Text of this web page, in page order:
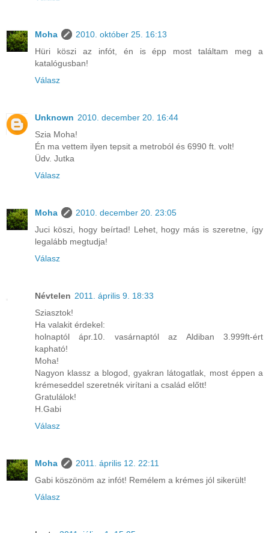
Moha
2010. október 25. 16:13
Hüri köszi az infót, én is épp most találtam meg a
katalógusban!
Válasz
Unknown 2010. december 20. 16:44
Szia Moha!
Én ma vettem ilyen tepsit a metroból és 6990 ft. volt!
Üdv. Jutka
Válasz
Moha
2010. december 20. 23:05
Juci köszi, hogy beírtad! Lehet, hogy más is szeretne, így
legalább megtudja!
Válasz
Névtelen 2011. április 9. 18:33
Sziasztok!
Ha valakit érdekel:
holnaptól ápr.10. vasárnaptól az Aldiban 3.999ft-ért
kapható!
Moha!
Nagyon klassz a blogod, gyakran látogatlak, most éppen a
krémeseddel szeretnék virítani a család előtt!
Gratulálok!
H.Gabi
Válasz
Moha
2011. április 12. 22:11
Gabi köszönöm az infót! Remélem a krémes jól sikerült!
Válasz